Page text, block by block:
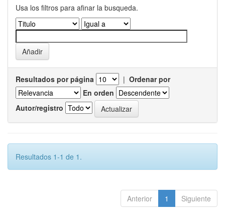
Usa los filtros para afinar la busqueda.
Resultados por página | Ordenar por
En orden
Autor/registro
Resultados 1-1 de 1.
Anterior 1 Siguiente